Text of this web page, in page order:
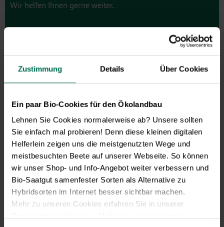
Zustimmung Details Über Cookies
Ein paar Bio-Cookies für den Ökolandbau
Lehnen Sie Cookies normalerweise ab? Unsere sollten
Sie einfach mal probieren! Denn diese kleinen digitalen
Helferlein zeigen uns die meistgenutzten Wege und
meistbesuchten Beete auf unserer Webseite. So können
wir unser Shop- und Info-Angebot weiter verbessern und
Bio-Saatgut samenfester Sorten als Alternative zu
Hybridsorten im Internet besser sichtbar machen.
Mehr zu unseren Cookies erfahren Sie in unserer
Wir helfen Ihnen gerne weiter.
Neuheiten & Sortenempfehlungen 2026
Entdecken Sie unsere Neuheiten
2026: Von Freilandtomaten über
neuen Themengärten.
Hier online blättern
GARTEN-Nachrichten